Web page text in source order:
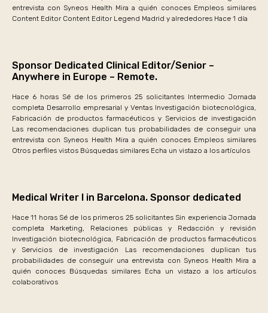
entrevista con Syneos Health Mira a quién conoces Empleos similares
Content Editor Content Editor Legend Madrid y alrededores Hace 1 día
Sponsor Dedicated Clinical Editor/Senior –
Anywhere in Europe – Remote.
Hace 6 horas Sé de los primeros 25 solicitantes Intermedio Jornada
completa Desarrollo empresarial y Ventas Investigación biotecnológica,
Fabricación de productos farmacéuticos y Servicios de investigación
Las recomendaciones duplican tus probabilidades de conseguir una
entrevista con Syneos Health Mira a quién conoces Empleos similares
Otros perfiles vistos Búsquedas similares Echa un vistazo a los artículos
Medical Writer I in Barcelona. Sponsor dedicated
Hace 11 horas Sé de los primeros 25 solicitantes Sin experiencia Jornada
completa Marketing, Relaciones públicas y Redacción y revisión
Investigación biotecnológica, Fabricación de productos farmacéuticos
y Servicios de investigación Las recomendaciones duplican tus
probabilidades de conseguir una entrevista con Syneos Health Mira a
quién conoces Búsquedas similares Echa un vistazo a los artículos
colaborativos